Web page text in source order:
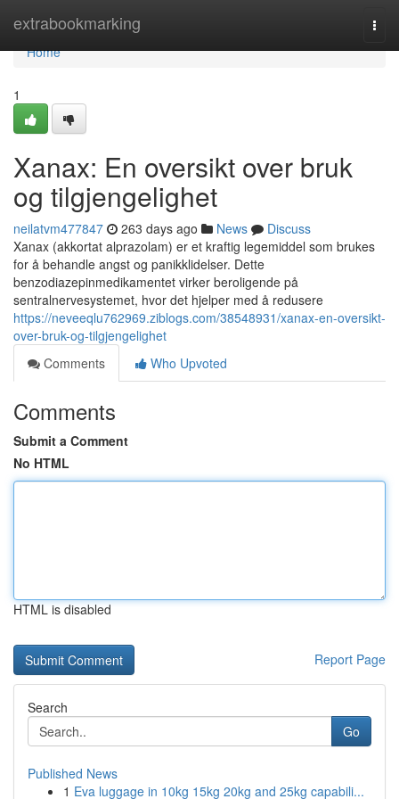
extrabookmarking
Home
Home
1
Xanax: En oversikt over bruk
og tilgjengelighet
neilatvm477847 263 days ago News
Discuss
Xanax (akkortat alprazolam) er et kraftig legemiddel som brukes
for å behandle angst og panikklidelser. Dette
benzodiazepinmedikamentet virker beroligende på
sentralnervesystemet, hvor det hjelper med å redusere
https://neveeqlu762969.ziblogs.com/38548931/xanax-en-oversikt-
over-bruk-og-tilgjengelighet
Comments
Who Upvoted
Comments
Submit a Comment
No HTML
HTML is disabled
Report Page
Search
Go
Published News
1 Eva luggage in 10kg 15kg 20kg and 25kg capabili...